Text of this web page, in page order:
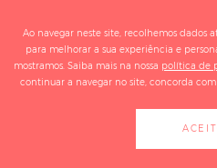
Ao navegar neste site, recolhemos dados
para melhorar a sua experiência e
mostramos. Saiba mais na nossa política de
continuar a navegar no site, concorda